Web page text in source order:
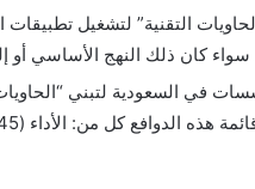
سواء كان ذلك النهج الأساسي
في السعودية لتبني “الحاويات